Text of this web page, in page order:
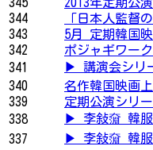
344
「日本人監督
343
5月 定期韓国
342
ポジャギワー
341
▶ 講演会シリ
340
名作韓国映画
339
定期公演シリ
338
▶ 李敍奫 韓服
337
▶ 李敍奫 韓服